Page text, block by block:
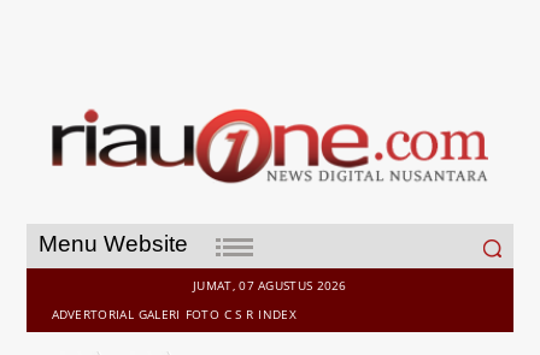
Menu Website
Search
for:
JUMAT, 07 AGUSTUS 2026
ADVERTORIAL GALERI FOTO C S R INDEX